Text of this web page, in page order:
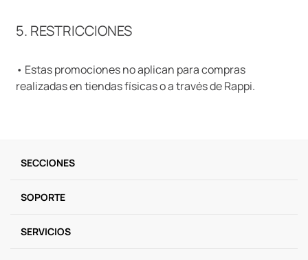
5. RESTRICCIONES
• Estas promociones no aplican para compras
realizadas en tiendas físicas o a través de Rappi.
SECCIONES
SOPORTE
SERVICIOS